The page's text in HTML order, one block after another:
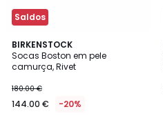
Saldos
BIRKENSTOCK
Socas Boston em pele
camurça, Rivet
180.00 €
144.00 € -20%
4
/
5